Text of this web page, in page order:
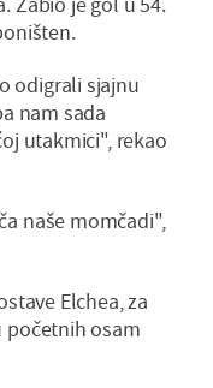
odigrali sjajnu
nam sada
utakmici", rekao
naše momčadi",
Elchea, za
početnih osam